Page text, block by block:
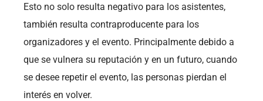
Esto no solo resulta negativo para los asistentes,
también resulta contraproducente para los
organizadores y el evento. Principalmente debido a
que se vulnera su reputación y en un futuro, cuando
se desee repetir el evento, las personas pierdan el
interés en volver.